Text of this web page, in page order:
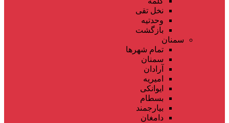
نخل تقی
وحدتیه
بازگشت
سمنان
تمام شهر‌ها
سمنان
آرادان
امیریه
ایوانکی
بسطام
بیارجمند
دامغان